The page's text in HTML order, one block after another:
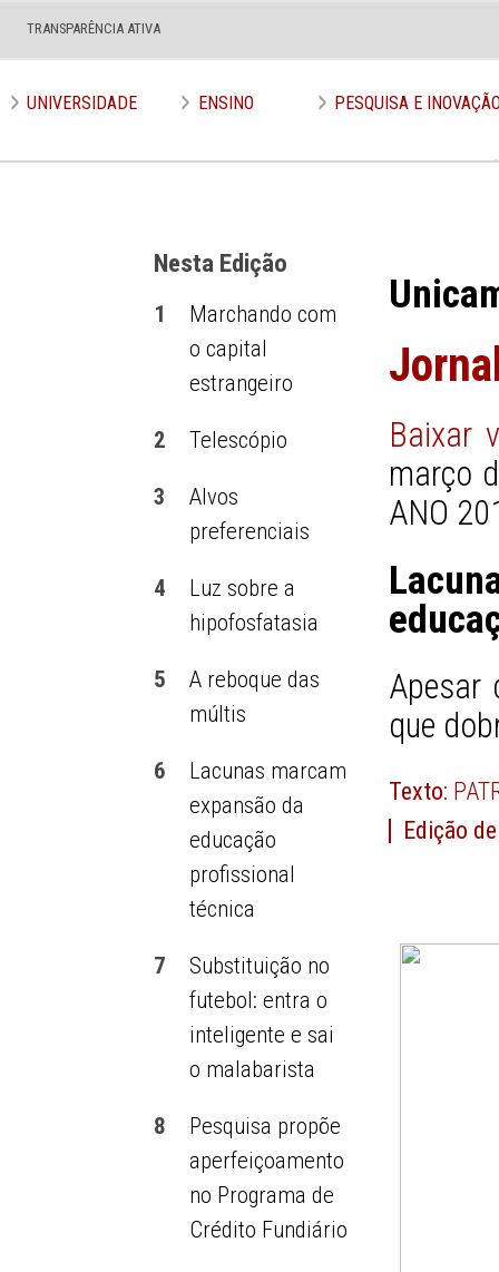
TRANSPARÊNCIA ATIVA
UNIVERSIDADE ENSINO PESQUISA E
Edição nº 590
Nesta Edição
1
Marchando com
o capital
estrangeiro
2 Telescópio
3
Alvos
preferenciais
4
Luz sobre a
hipofosfatasia
5
A reboque das
múltis
6
Lacunas marcam
expansão da
educação
profissional
técnica
7
Substituição no
futebol: entra o
inteligente e sai
o malabarista
8
Pesquisa propõe
aperfeiçoamento
no Programa de
Crédito Fundiário
Baixar
março
ANO
Apesar
que
Texto:
Edição